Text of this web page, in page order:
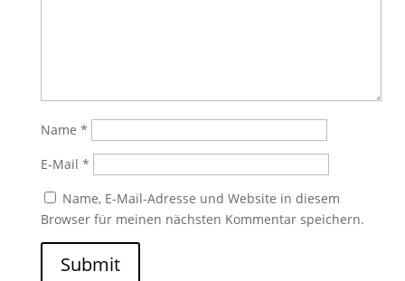
Name *
E-Mail *
Name, E-Mail-Adresse und Website in diesem
Browser für meinen nächsten Kommentar speichern.
Submit